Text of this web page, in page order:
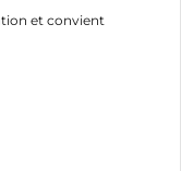
et convient